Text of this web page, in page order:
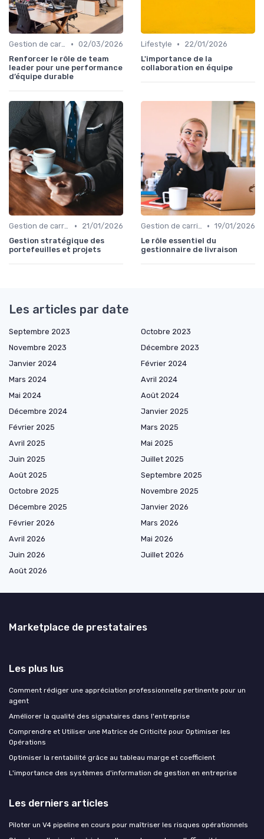
Gestion de carrière • 02/03/2026
Renforcer le rôle de team
leader pour une performance
d’équipe durable
Lifestyle •
22/01/2026
L'importance de la
collaboration en équipe
Gestion de carrière •
21/01/2026
Gestion stratégique des
portefeuilles et projets
Gestion de carrière • 19/01/2026
Le rôle essentiel du
gestionnaire de livraison
Les articles par date
Septembre 2023
Octobre 2023
Novembre 2023
Décembre 2023
Janvier 2024
Février 2024
Mars 2024
Avril 2024
Mai 2024
Août 2024
Décembre 2024
Janvier 2025
Février 2025
Mars 2025
Avril 2025
Mai 2025
Juin 2025
Juillet 2025
Août 2025
Septembre 2025
Octobre 2025
Novembre 2025
Décembre 2025
Janvier 2026
Février 2026
Mars 2026
Avril 2026
Mai 2026
Juin 2026
Juillet 2026
Août 2026
Marketplace de prestataires
Les plus lus
Comment rédiger une appréciation professionnelle pertinente pour un
agent
Améliorer la qualité des signataires dans l'entreprise
Comprendre et Utiliser une Matrice de Criticité pour Optimiser les
Opérations
Optimiser la rentabilité grâce au tableau marge et coefficient
L'importance des systèmes d'information de gestion en entreprise
Les derniers articles
Piloter un V4 pipeline en cours pour maîtriser les risques opérationnels